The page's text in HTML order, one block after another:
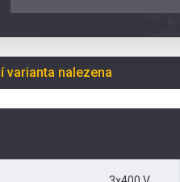
varianta nalezena